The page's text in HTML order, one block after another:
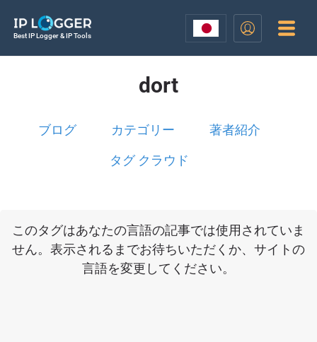
Best IP Logger & IP Tools
dort
ブログ カテゴリー 著者紹介
タグ クラウド